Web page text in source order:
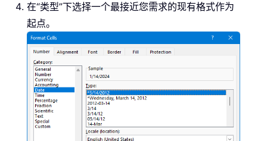
在“类型”下选择一个最接近您需求的现有格式作为
起点。